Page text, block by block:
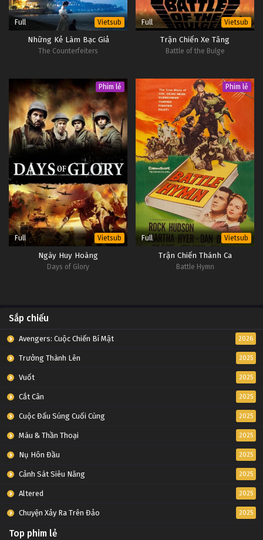
Full Vietsub
Những Kẻ Làm Bạc Giả
The Counterfeiters
Full Vietsub
Trận Chiến Xe Tăng
Battle of the Bulge
Phim lẻ
Full Vietsub
Ngày Huy Hoàng
Days of Glory
Phim lẻ
Full Vietsub
Trận Chiến Thánh Ca
Battle Hymn
Sắp chiếu
Avengers: Cuộc Chiến Bí Mật 2026
Trưởng Thành Lên 2025
Vuốt 2025
Cắt Cân 2025
Cuộc Đấu Súng Cuối Cùng 2025
Máu & Thần Thoại 2025
Nụ Hôn Đầu 2025
Cảnh Sát Siêu Năng 2025
Altered 2025
Chuyện Xảy Ra Trên Đảo 2025
Top phim lẻ